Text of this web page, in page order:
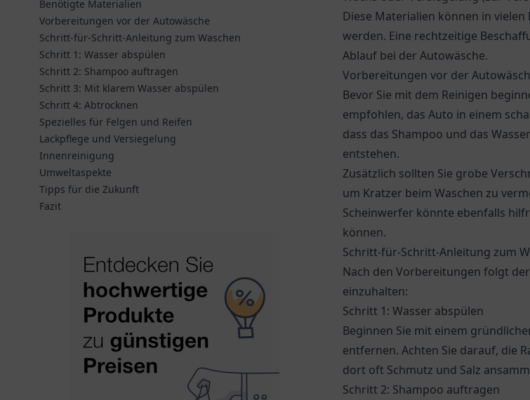
Benötigte Materialien
Vorbereitungen vor der Autowäsche
Schritt-für-Schritt-Anleitung zum Waschen
Schritt 1: Wasser abspülen
Schritt 2: Shampoo auftragen
Schritt 3: Mit klarem Wasser abspülen
Schritt 4: Abtrocknen
Spezielles für Felgen und Reifen
Lackpflege und Versiegelung
Innenreinigung
Umweltaspekte
Tipps für die Zukunft
Fazit
Diese Materialien können in
werden. Eine rechtzeitige
Ablauf bei der Autowäsche.
Vorbereitungen vor der
Bevor Sie mit dem Reinigen
empfohlen, das Auto in einem
dass das Shampoo und das
entstehen.
Zusätzlich sollten Sie grobe
um Kratzer beim Waschen zu
Scheinwerfer könnte ebenfalls
können.
Schritt-für-Schritt-Anleitung zum
Nach den Vorbereitungen folgt
einzuhalten:
Schritt 1: Wasser abspülen
Beginnen Sie mit einem
entfernen. Achten Sie darauf, die
dort oft Schmutz und Salz
Schritt 2: Shampoo auftragen